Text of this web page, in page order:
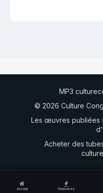
Accueil Tendances
MP3
© 2026 Culture
Les œuvres publiées
Acheter des